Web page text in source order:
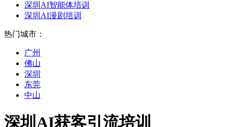
深圳AI智能体培训
深圳AI漫剧培训
热门城市：
广州
佛山
深圳
东莞
中山
深圳AI获客引流培训